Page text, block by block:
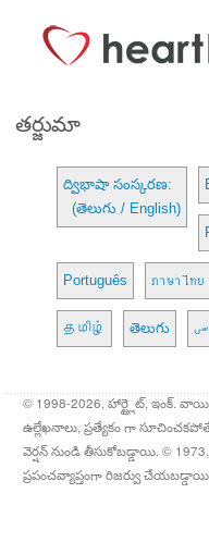
తర్జుమా
ద్విభాషా సంస్కరణ:
(తెలుగు / English)
Português ภาษาไทย
தமிழ் తెలుగు
© 1998-2026, హార్ట్లైట్, ఇంక్.
ఉల్లేఖనాలు, ప్రత్యేకం గా
వెర్షన్ నుండి తీసుకోబడ్డాయి. ©
ప్రపంచవ్యాప్తంగా రిజర్వు